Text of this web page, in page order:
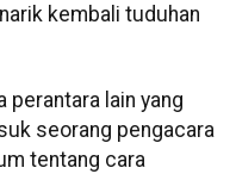
kembali tuduhan
perantara lain yang
seorang pengacara
tentang cara